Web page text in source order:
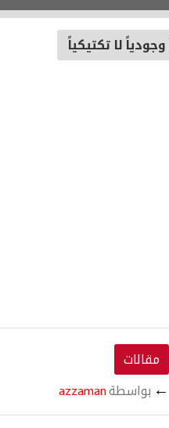
لا تكتيكياً
مقالات
← بواسطةazzaman